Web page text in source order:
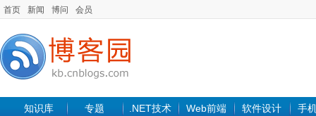
首页 新闻 博问 会员
知识库 专题 .NET技术 Web前端 软件设计 手